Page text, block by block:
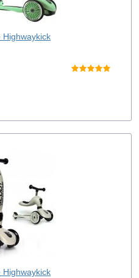
Highwaykick
Highwaykick